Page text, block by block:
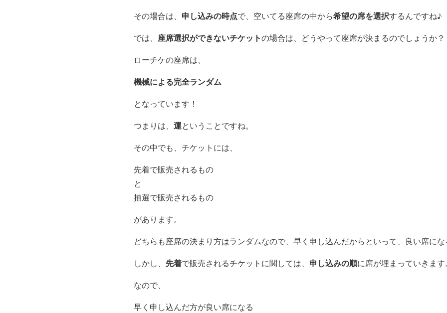
その場合は、 申し込みの時点で、空いてる座席の中から希望の席を選択するんですね♪
では、 座席選択ができないチケットの場合は、どうやって座席が決まるのでしょうか？
ローチケの座席は、
機械による完全ランダム
となっています！
つまりは、 運ということですね。
その中でも、チケットには、
先着で販売されるもの
と
抽選で販売されるもの
があります。
どちらも座席の決まり方はランダムなので、早く申し込んだからといって、良い席にな
しかし、 先着で販売されるチケットに関しては、 申し込みの順に席が埋まっていきます
なので、
早く申し込んだ方が良い席になる